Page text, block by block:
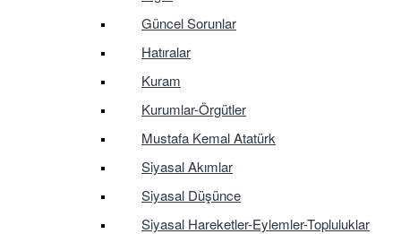
Güncel Sorunlar
Hatıralar
Kuram
Kurumlar-Örgütler
Mustafa Kemal Atatürk
Siyasal Akımlar
Siyasal Düşünce
Siyasal Hareketler-Eylemler-Topluluklar